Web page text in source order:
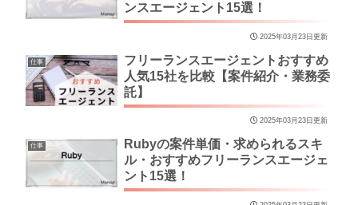
ンスエージェント15選！
2025年03月23日更新
仕事
フリーランスエージェントおすすめ
人気15社を比較【案件紹介・業務委
託】
2025年03月23日更新
仕事
Rubyの案件単価・求められるスキ
ル・おすすめフリーランスエージェ
ント15選！